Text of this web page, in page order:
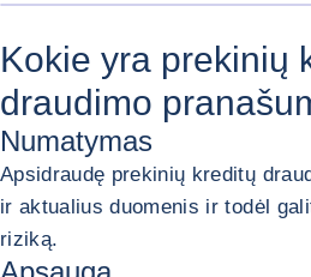
Kokie yra prekinių
draudimo
Numatymas
Apsidraudę prekinių kreditų
ir aktualius duomenis ir todėl
riziką.